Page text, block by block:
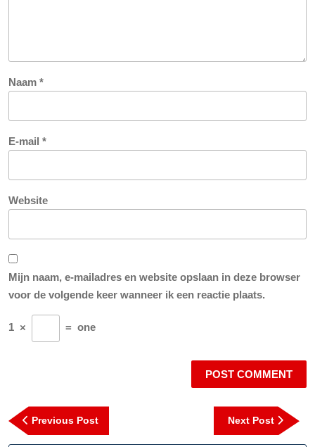
Naam *
E-mail *
Website
Mijn naam, e-mailadres en website opslaan in deze browser
voor de volgende keer wanneer ik een reactie plaats.
1 × = one
Berichtnavigatie
Previous PostPrevious
Post
Next Post
Next
Post